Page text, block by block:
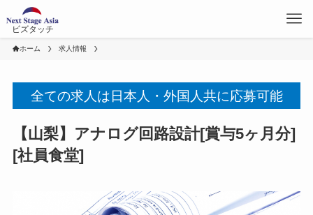
ビズタッチ
ホーム 求人情報
全ての求人は日本人・外国人共に応募可能
【山梨】アナログ回路設計[賞与5ヶ月分]
[社員食堂]